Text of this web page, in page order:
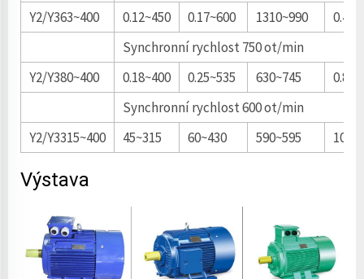
Y2/Y363~400
0.12~450 0.17~600 1310~990
Synchronní rychlost 750 ot/min
Y2/Y380~400
0.18~400 0.25~535 630~745
Synchronní rychlost 600 ot/min
Y2/Y3315~400
45~315 60~430 590~595
Výstava